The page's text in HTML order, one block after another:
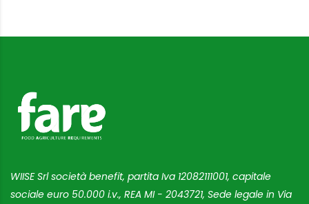
WIISE Srl società benefit, partita Iva 12082111001, capitale
sociale euro 50.000 i.v., REA MI - 2043721, Sede legale in Via